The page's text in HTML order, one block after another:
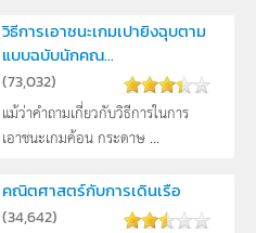
วิธีการเอาชนะเกมเปายิงฉุบตาม
แบบฉบับนักคณ...
(73,032)
แม้ว่าคำถามเกี่ยวกับวิธีการในการ
เอาชนะเกมค้อน กระดาษ ...
คณิตศาสตร์กับการเดินเรือ
(34,642)